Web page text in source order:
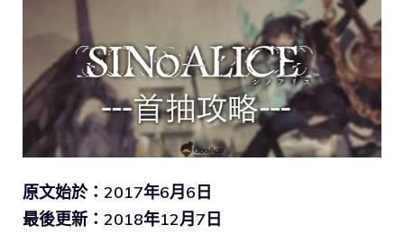
原文始於：2017年6月6日
最後更新：2018年12月7日